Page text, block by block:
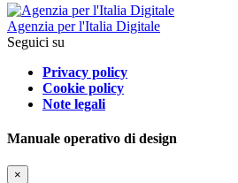
Agenzia per l'Italia Digitale
Seguici su
Privacy policy
Cookie policy
Note legali
Manuale operativo di design
×